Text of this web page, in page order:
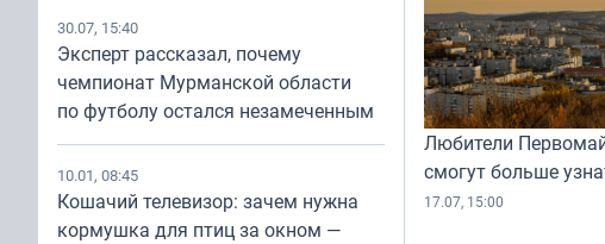
30.07, 15:40
Эксперт рассказал, почему
чемпионат Мурманской области
по футболу остался незамеченным
10.01, 08:45
Кошачий телевизор: зачем нужна
кормушка для птиц за окном —
Любители
смогут больше
17.07, 15:00